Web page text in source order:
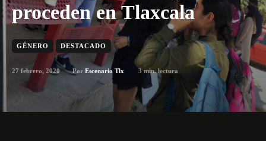
proceden en Tlaxcala
GÉNERO DESTACADO
27 febrero, 2020 Por Escenario Tlx 3min. lectura